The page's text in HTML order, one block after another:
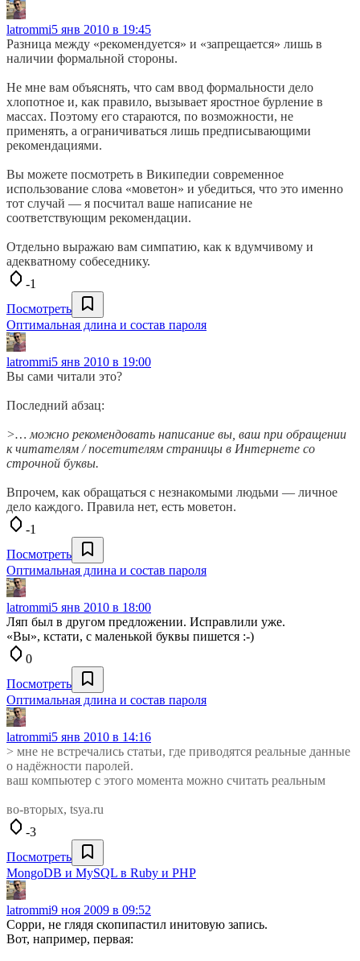
latrommi5 янв 2010 в 19:45
Разница между «рекомендуется» и «запрещается» лишь в
наличии формальной стороны.
Не мне вам объяснять, что сам ввод формальности дело
хлопотное и, как правило, вызывает яростное бурление в
массах. Поэтому его стараются, по возможности, не
применять, а ограничиваться лишь предписывающими
рекомендациями.
Вы можете посмотреть в Википедии современное
использование слова «моветон» и убедиться, что это именно
тот случай — я посчитал ваше написание не
соответствующим рекомендации.
Отдельно выражаю вам симпатию, как к вдумчивому и
адекватному собеседнику.
-1
Посмотреть
Оптимальная длина и состав пароля
latrommi5 янв 2010 в 19:00
Вы сами читали это?
Последний абзац:
>… можно рекомендовать написание вы, ваш при обращении
к читателям / посетителям страницы в Интернете со
строчной буквы.
Впрочем, как обращаться с незнакомыми людьми — личное
дело каждого. Правила нет, есть моветон.
-1
Посмотреть
Оптимальная длина и состав пароля
latrommi5 янв 2010 в 18:00
Ляп был в другом предложении. Исправлили уже.
«Вы», кстати, с маленькой буквы пишется :-)
0
Посмотреть
Оптимальная длина и состав пароля
latrommi5 янв 2010 в 14:16
> мне не встречались статьи, где приводятся реальные данные
о надёжности паролей.
ваш компьютер с этого момента можно считать реальным
во-вторых, tsya.ru
-3
Посмотреть
MongoDB и MySQL в Ruby и PHP
latrommi9 ноя 2009 в 09:52
Сорри, не глядя скопипастил инитовую запись.
Вот, например, первая: